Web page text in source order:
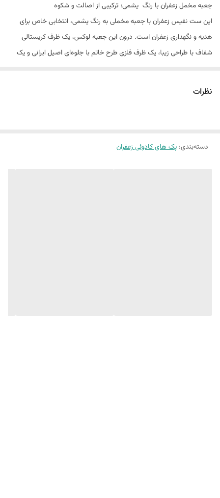
جعبه مخمل زعفران با رنگ یشمی؛ ترکیبی از اصالت و شکوه
این ست نفیس زعفران با جعبه مخملی به رنگ یشمی، انتخابی خاص برای
هدیه و نگهداری زعفران است. درون این جعبه لوکس، یک ظرف کریستالی
شفاف با طراحی زیبا، یک ظرف فلزی طرح خاتم با جلوه‌ای اصیل ایرانی و یک
نظرات
دسته‌بندی: پک های کادوئی زعفران